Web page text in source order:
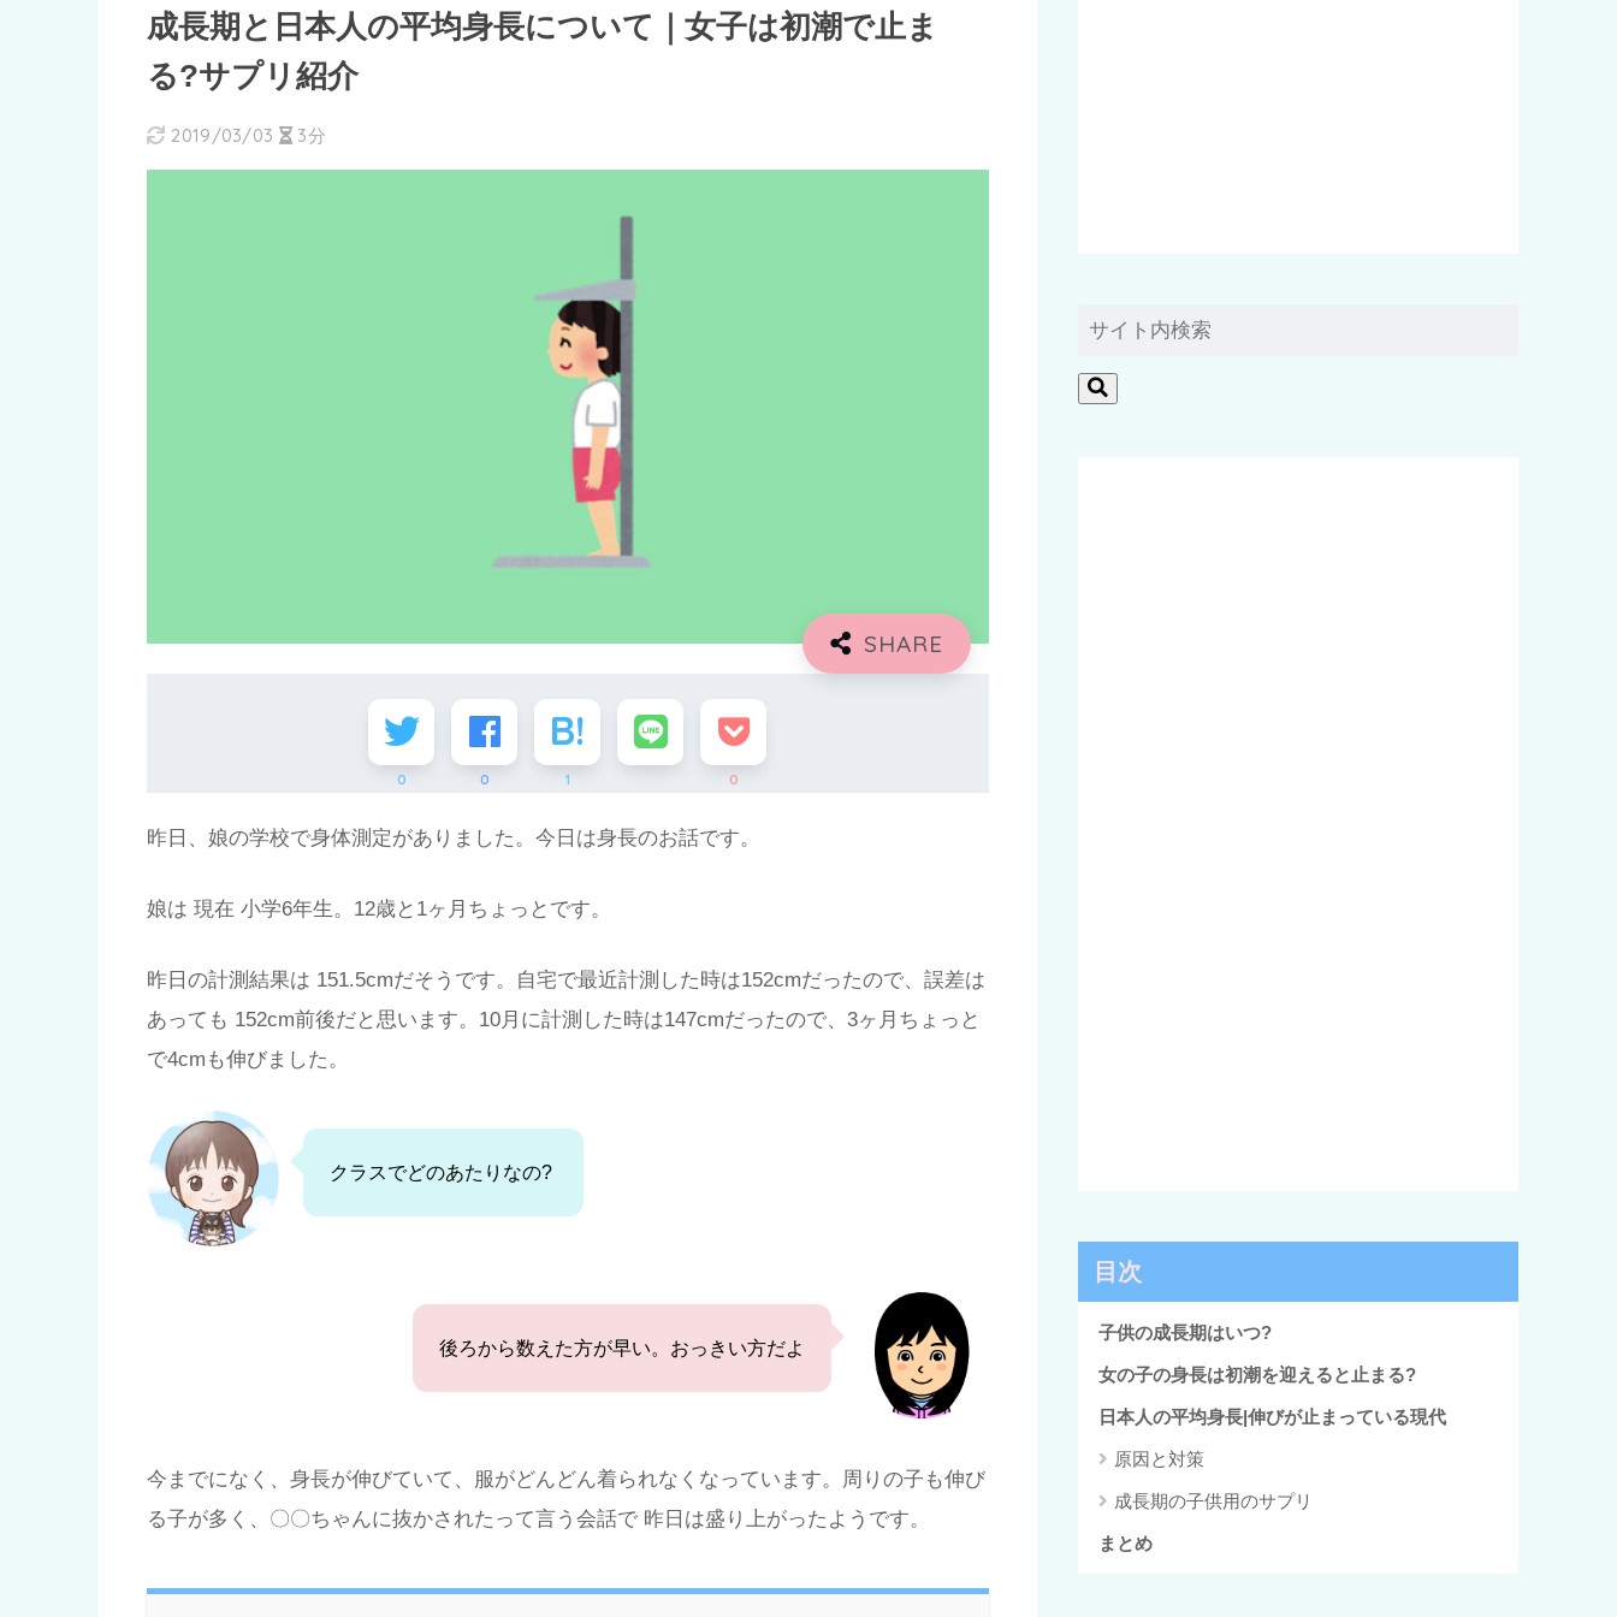
成長期と日本人の平均身長について｜女子は初潮で止ま
る?サプリ紹介
2019/03/03 3分
0 0 1 0
昨日、娘の学校で身体測定がありました。今日は身長のお話です。
娘は 現在 小学6年生。12歳と1ヶ月ちょっとです。
昨日の計測結果は 151.5cmだそうです。自宅で最近計測した時は152cmだったので、誤差は
あっても 152cm前後だと思います。10月に計測した時は147cmだったので、3ヶ月ちょっと
で4cmも伸びました。
クラスでどのあたりなの?
後ろから数えた方が早い。おっきい方だよ
今までになく、身長が伸びていて、服がどんどん着られなくなっています。周りの子も伸び
る子が多く、〇〇ちゃんに抜かされたって言う会話で 昨日は盛り上がったようです。
目次
子供の成長期はいつ?
女の子の身長は初潮を迎えると止まる?
日本人の平均身長|伸びが止まっている現代
原因と対策
成長期の子供用のサプリ
まとめ